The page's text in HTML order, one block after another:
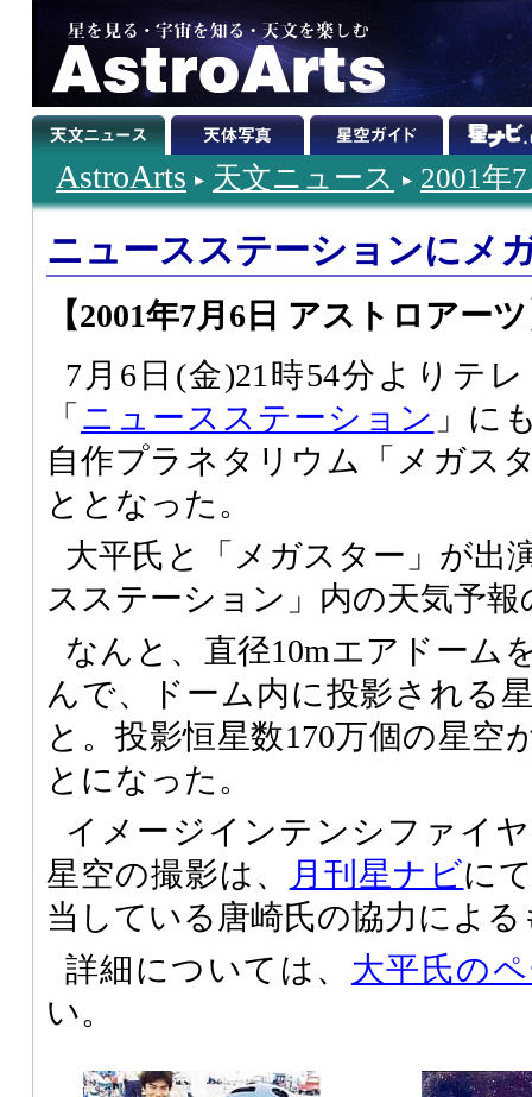
AstroArts 天文ニュース 2001年
ニュースステーションにメ
【2001年7月6日 アストロアー
7月6日(金)21時54分よりテ
「 ニュースステーション 」に
自作プラネタリウム「メガス
ととなった。
大平氏と「メガスター」が出
スステーション」内の天気予
なんと、直径10mエアドーム
んで、ドーム内に投影される
と。投影恒星数170万個の星空
とになった。
イメージインテンシファイ
星空の撮影は、
月刊星ナビに
当している唐崎氏の協力による
詳細については、 大平氏の
い。